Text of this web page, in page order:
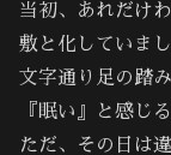
当初、あれだけ
敷と化していまし
文字通り足の踏
『眠い』と感じ
ただ、その日は